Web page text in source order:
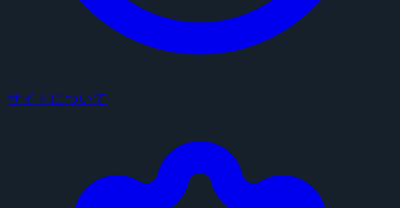
サイトについて